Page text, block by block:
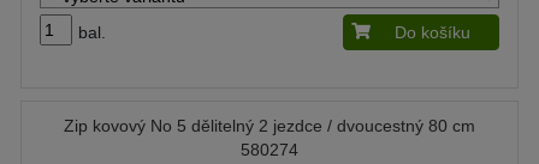
bal. Do košíku
Zip kovový No 5 dělitelný 2 jezdce / dvoucestný 80 cm
580274